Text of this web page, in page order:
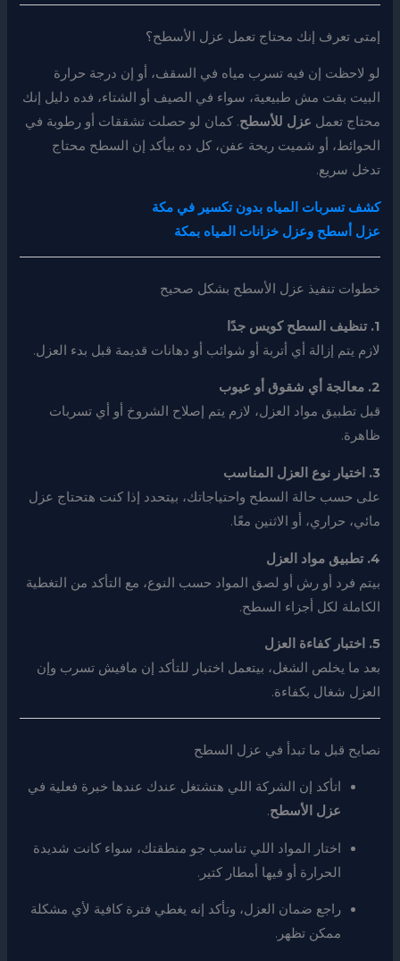
إمتى تعرف إنك محتاج تعمل عزل الأسطح؟
لو لاحظت إن فيه تسرب مياه في السقف، أو إن درجة حرارة
البيت بقت مش طبيعية، سواء في الصيف أو الشتاء، فده دليل إنك
محتاج تعمل عزل للأسطح. كمان لو حصلت تشققات أو رطوبة في
الحوائط، أو شميت ريحة عفن، كل ده بيأكد إن السطح محتاج
تدخل سريع.
كشف تسربات المياه بدون تكسير في مكة
عزل أسطح وعزل خزانات المياه بمكة
خطوات تنفيذ عزل الأسطح بشكل صحيح
1. تنظيف السطح كويس جدًا
لازم يتم إزالة أي أتربة أو شوائب أو دهانات قديمة قبل بدء العزل.
2. معالجة أي شقوق أو عيوب
قبل تطبيق مواد العزل، لازم يتم إصلاح الشروخ أو أي تسربات
ظاهرة.
3. اختيار نوع العزل المناسب
على حسب حالة السطح واحتياجاتك، بيتحدد إذا كنت هتحتاج عزل
مائي، حراري، أو الاثنين معًا.
4. تطبيق مواد العزل
بيتم فرد أو رش أو لصق المواد حسب النوع، مع التأكد من التغطية
الكاملة لكل أجزاء السطح.
5. اختبار كفاءة العزل
بعد ما يخلص الشغل، بيتعمل اختبار للتأكد إن مافيش تسرب وإن
العزل شغال بكفاءة.
نصايح قبل ما تبدأ في عزل السطح
اتأكد إن الشركة اللي هتشتغل عندك عندها خبرة فعلية في
عزل الأسطح.
اختار المواد اللي تناسب جو منطقتك، سواء كانت شديدة
الحرارة أو فيها أمطار كتير.
راجع ضمان العزل، وتأكد إنه يغطي فترة كافية لأي مشكلة
ممكن تظهر.